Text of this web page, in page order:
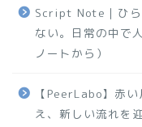
Script Note｜ひら
ない。日常の中で
ノートから）
【PeerLabo】赤
え、新しい流れを